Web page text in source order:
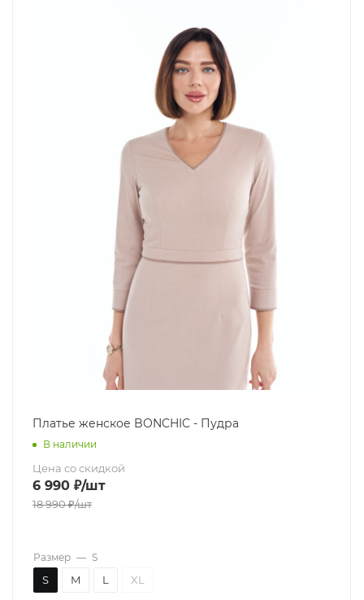
Платье женское BONCHIC - Пудра
В наличии
Цена со скидкой
6 990 ₽/шт
18 990₽/шт
Размер — S
S M L XL